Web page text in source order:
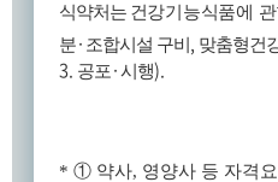
식약처는 건강기능식품에
분· 조합시설 구비 , 맞춤형건
3. 공포 ·시행).
* ① 약사, 영양사 등 자격